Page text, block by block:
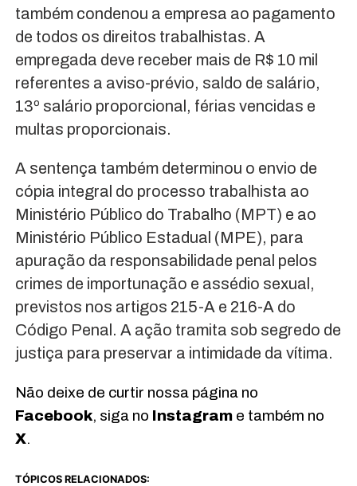
também condenou a empresa ao pagamento
de todos os direitos trabalhistas. A
empregada deve receber mais de R$ 10 mil
referentes a aviso-prévio, saldo de salário,
13º salário proporcional, férias vencidas e
multas proporcionais.
A sentença também determinou o envio de
cópia integral do processo trabalhista ao
Ministério Público do Trabalho (MPT) e ao
Ministério Público Estadual (MPE), para
apuração da responsabilidade penal pelos
crimes de importunação e assédio sexual,
previstos nos artigos 215-A e 216-A do
Código Penal. A ação tramita sob segredo de
justiça para preservar a intimidade da vítima.
Não deixe de curtir nossa página no
Facebook, siga no Instagrame também no
X.
TÓPICOS RELACIONADOS: